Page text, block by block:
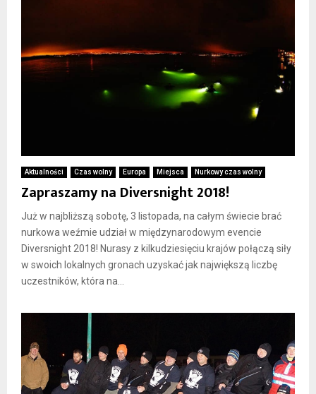
Aktualności Czas wolny Europa Miejsca Nurkowy czas wolny
Zapraszamy na Diversnight 2018!
Już w najbliższą sobotę, 3 listopada, na całym świecie brać
nurkowa weźmie udział w międzynarodowym evencie
Diversnight 2018! Nurasy z kilkudziesięciu krajów połączą siły
w swoich lokalnych gronach uzyskać jak największą liczbę
uczestników, która na...